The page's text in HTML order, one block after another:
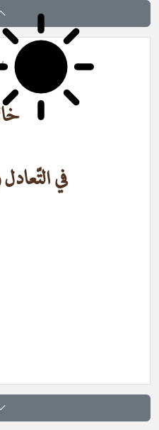
فرائد الاصول
خاتمة
في التّعادل